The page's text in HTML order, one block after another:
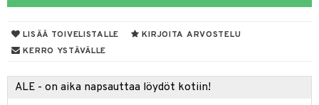
LISÄÄ TOIVELISTALLE
KIRJOITA ARVOSTELU
KERRO YSTÄVÄLLE
ALE - on aika napsauttaa löydöt kotiin!
de cologne